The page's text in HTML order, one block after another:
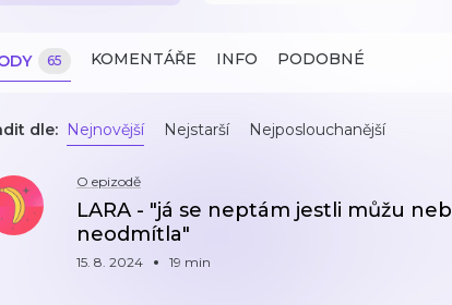
65 KOMENTÁŘE INFO PODOBNÉ
dle: Nejnovější Nejstarší Nejposlouchanější
O epizodě
LARA - "já se neptám jestli můžu
neodmítla"
15. 8. 2024 19 min